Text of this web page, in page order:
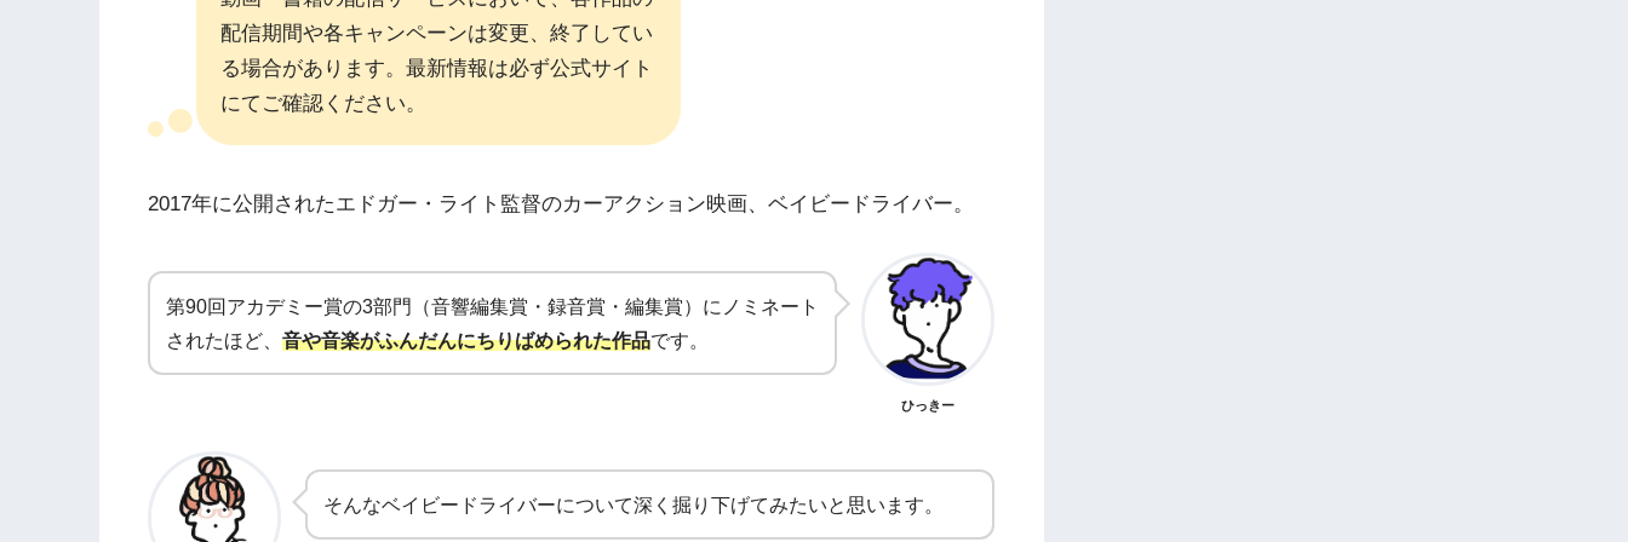
配信期間や各キャンペーンは変更、終了してい
る場合があります。最新情報は必ず公式サイト
にてご確認ください。
2017年に公開されたエドガー・ライト監督のカーアクション映画、ベイビードライバー。
第90回アカデミー賞の3部門（音響編集賞・録音賞・編集賞）にノミネート
されたほど、 音や音楽がふんだんにちりばめられた作品です。
ひっきー
そんなベイビードライバーについて深く掘り下げてみたいと思います。